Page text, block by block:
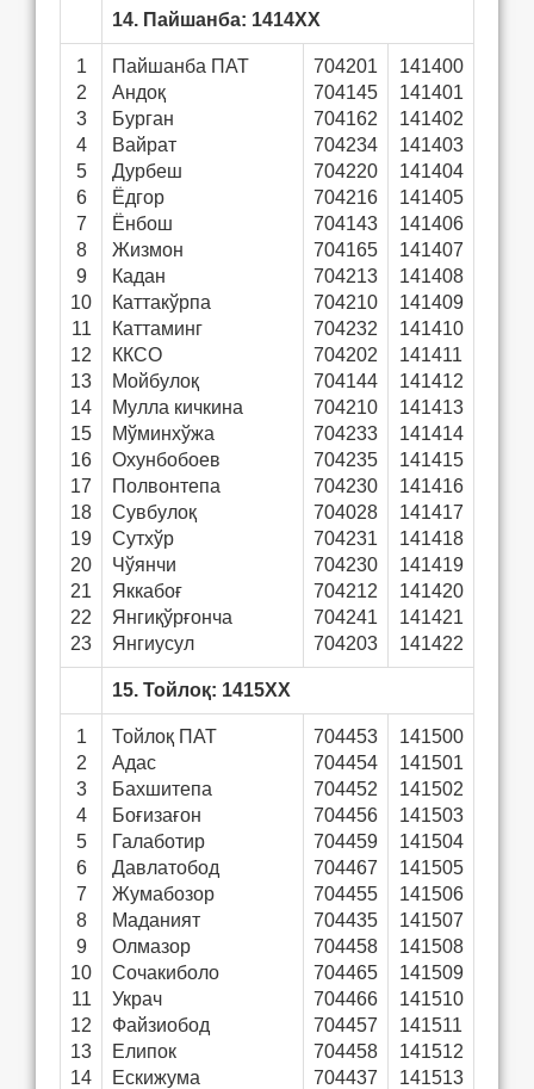
14. Пайшанба: 1414ХХ
1
2
3
4
5
6
7
8
9
10
11
12
13
14
15
16
17
18
19
20
21
22
23
Пайшанба ПАТ
Андоқ
Бурган
Вайрат
Дурбеш
Ёдгор
Ёнбош
Жизмон
Кадан
Каттакўрпа
Каттаминг
ККСО
Мойбулоқ
Мулла кичкина
Мўминхўжа
Охунбобоев
Полвонтепа
Сувбулоқ
Сутхўр
Чўянчи
Яккабоғ
Янгиқўрғонча
Янгиусул
704201
704145
704162
704234
704220
704216
704143
704165
704213
704210
704232
704202
704144
704210
704233
704235
704230
704028
704231
704230
704212
704241
704203
141400
141401
141402
141403
141404
141405
141406
141407
141408
141409
141410
141411
141412
141413
141414
141415
141416
141417
141418
141419
141420
141421
141422
15. Тойлоқ: 1415ХХ
1
2
3
4
5
6
7
8
9
10
11
12
13
14
Тойлоқ ПАТ
Адас
Бахшитепа
Боғизағон
Галаботир
Давлатобод
Жумабозор
Маданият
Олмазор
Сочакиболо
Украч
Файзиобод
Елипок
Ескижума
704453
704454
704452
704456
704459
704467
704455
704435
704458
704465
704466
704457
704458
704437
141500
141501
141502
141503
141504
141505
141506
141507
141508
141509
141510
141511
141512
141513